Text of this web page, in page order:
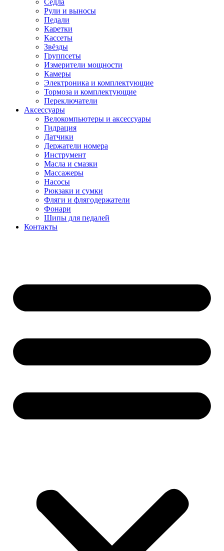
Рули и выносы
Педали
Каретки
Кассеты
Звёзды
Группсеты
Измерители мощности
Камеры
Электроника и комплектующие
Тормоза и комплектующие
Переключатели
Аксессуары
Велокомпьютеры и аксессуары
Гидрация
Датчики
Держатели номера
Инструмент
Масла и смазки
Массажеры
Насосы
Рюкзаки и сумки
Фляги и флягодержатели
Фонари
Шипы для педалей
Контакты